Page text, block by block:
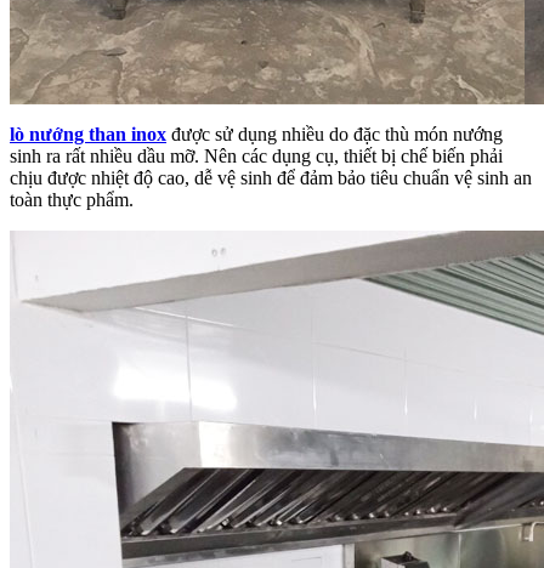
lò nướng than inox được sử dụng nhiều do đặc thù món nướng
sinh ra rất nhiều dầu mỡ. Nên các dụng cụ, thiết bị chế biến phải
chịu được nhiệt độ cao, dễ vệ sinh để đảm bảo tiêu chuẩn vệ sinh an
toàn thực phẩm.